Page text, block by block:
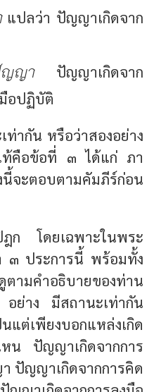
แปลว่า ปัญญาเกิดจาก
ญญาปัญญาเกิดจาก
อปฏิบัติ
ท่ากัน หรือว่าสองอย่าง
ท้คือข้อที่ ๓ ได้แก่ ภา
ตอบตามคัมภีร์ก่อน
ฎก โดยเฉพาะในพระ
๓ ประการนี้ พร้อมทั้ง
ตามคำอธิบายของท่าน
าง มีสถานะเท่ากัน
ต่เพียงบอกแหล่งเกิด
หน ปัญญาเกิดจากการ
ปัญญาเกิดจากการคิด